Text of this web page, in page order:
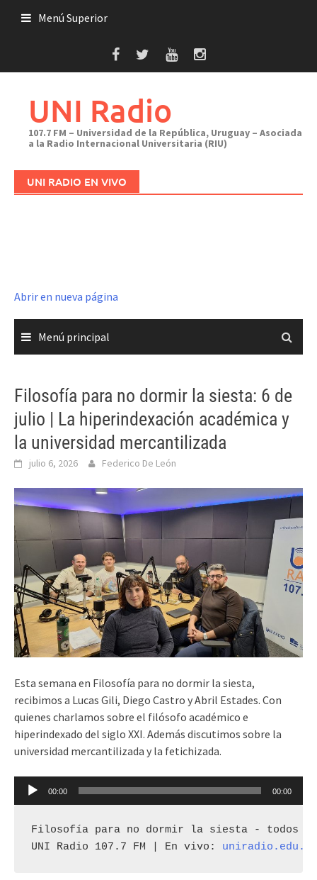
Menú Superior
UNI Radio
107.7 FM – Universidad de la República, Uruguay – Asociada
a la Radio Internacional Universitaria (RIU)
UNI RADIO EN VIVO
Abrir en nueva página
Menú principal
Filosofía para no dormir la siesta: 6 de
julio | La hiperindexación académica y
la universidad mercantilizada
julio 6, 2026 Federico De León
Esta semana en Filosofía para no dormir la siesta,
recibimos a Lucas Gili, Diego Castro y Abril Estades. Con
quienes charlamos sobre el filósofo académico e
hiperindexado del siglo XXI. Además discutimos sobre la
universidad mercantilizada y la fetichizada.
Reproductor
00:00 00:00
Filosofía para no dormir la siesta - todos
UNI Radio 107.7 FM | En vivo: uniradio.edu.uy